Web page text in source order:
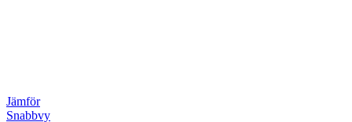
Jämför
Snabbvy